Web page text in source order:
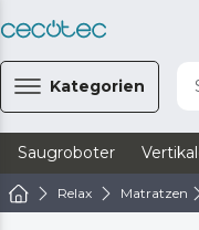
Kategorien
Saugroboter
Relax Matratzen